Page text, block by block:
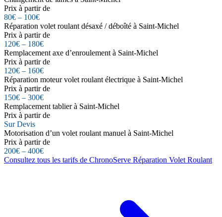
Prix à partir de
80€ – 100€
Réparation volet roulant désaxé / déboîté à Saint-Michel
Prix à partir de
120€ – 180€
Remplacement axe d’enroulement à Saint-Michel
Prix à partir de
120€ – 160€
Réparation moteur volet roulant électrique à Saint-Michel
Prix à partir de
150€ – 300€
Remplacement tablier à Saint-Michel
Prix à partir de
Sur Devis
Motorisation d’un volet roulant manuel à Saint-Michel
Prix à partir de
200€ – 400€
Consultez tous les tarifs de ChronoServe Réparation Volet Roulant